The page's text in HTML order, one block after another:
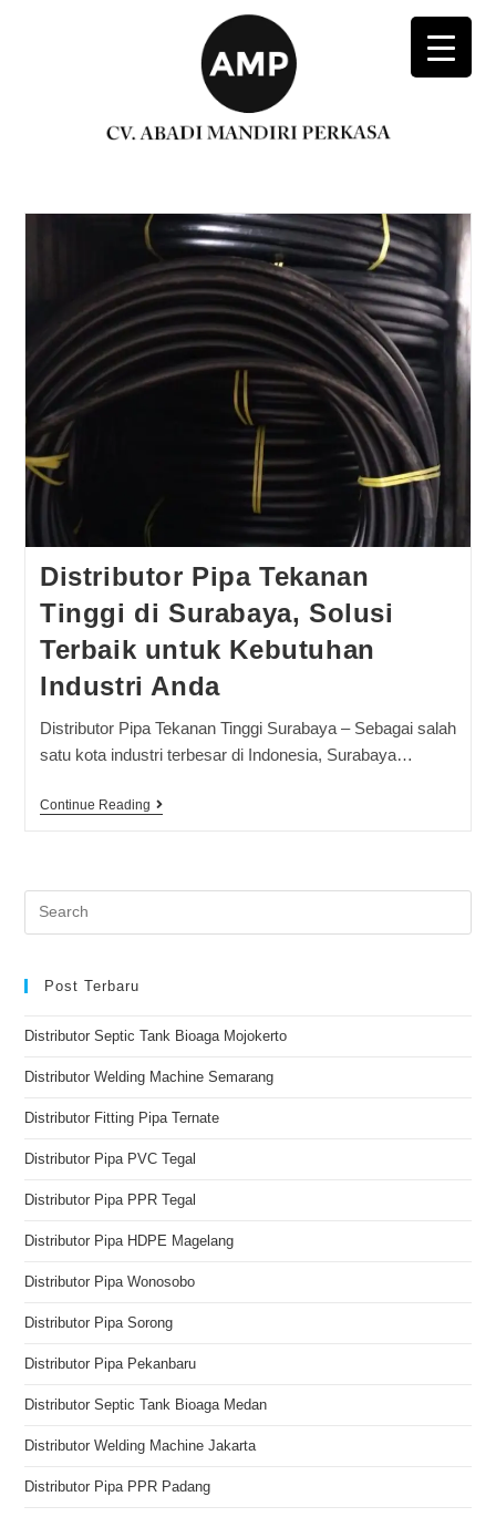
Distributor Pipa Tekanan
Tinggi di Surabaya, Solusi
Terbaik untuk Kebutuhan
Industri Anda
Distributor Pipa Tekanan Tinggi Surabaya – Sebagai salah
satu kota industri terbesar di Indonesia, Surabaya…
Continue Reading
Post Terbaru
Distributor Septic Tank Bioaga Mojokerto
Distributor Welding Machine Semarang
Distributor Fitting Pipa Ternate
Distributor Pipa PVC Tegal
Distributor Pipa PPR Tegal
Distributor Pipa HDPE Magelang
Distributor Pipa Wonosobo
Distributor Pipa Sorong
Distributor Pipa Pekanbaru
Distributor Septic Tank Bioaga Medan
Distributor Welding Machine Jakarta
Distributor Pipa PPR Padang